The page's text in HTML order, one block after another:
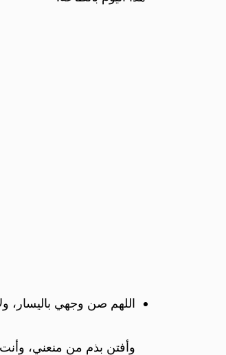
اللهم صن وجهي باليسار،
وأفتن بذم من منعني،